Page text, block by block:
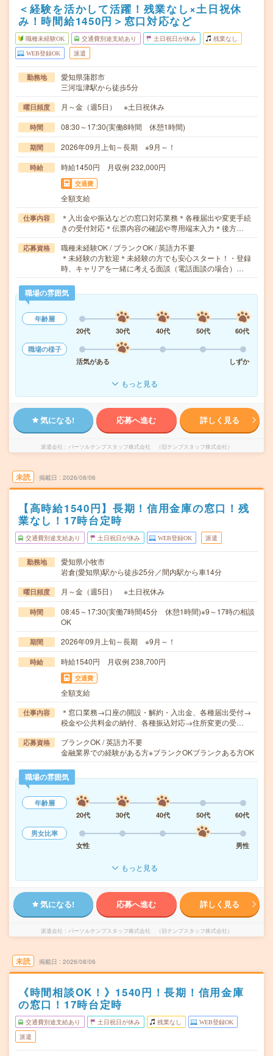
＜経験を活かして活躍！残業なし×土日祝休
み！時間給1450円＞窓口対応など
職種未経験OK 交通費別途支給あり 土日祝日が休み 残業なし
WEB登録OK 派遣
勤務地
愛知県蒲郡市
三河塩津駅から徒歩5分
曜日頻度 月～金（週5日） ※土日祝休み
時間 08:30～17:30(実働8時間 休憩1時間)
期間 2026年09月上旬～長期 ※9月～！
時給 時給1450円 月収例 232,000円
交通費
全額支給
仕事内容
＊入出金や振込などの窓口対応業務＊各種届出や変更手続
きの受付対応＊伝票内容の確認や専用端末入力＊後方…
応募資格
職種未経験OK / ブランクOK / 英語力不要
＊未経験の方歓迎＊未経験の方でも安心スタート！・登録
時、キャリアを一緒に考える面談（電話面談の場合）…
職場の雰囲気
年齢層
20代
30代 40代 50代
60代
職場の様子
活気がある
しずか
もっと見る
気になる! 応募へ進む 詳しく見る
派遣会社 パーソルテンプスタッフ株式会社 （旧テンプスタッフ株式会社）
未読 掲載日 2026/08/06
【高時給1540円】長期！信用金庫の窓口！残
業なし！17時台定時
交通費別途支給あり 土日祝日が休み WEB登録OK 派遣
勤務地
愛知県小牧市
岩倉(愛知県)駅から徒歩25分／間内駅から車14分
曜日頻度 月～金（週5日） ※土日祝休み
時間
08:45～17:30(実働7時間45分 休憩1時間)※9～17時の相談
OK
期間 2026年09月上旬～長期 ※9月～！
時給 時給1540円 月収例 238,700円
交通費
全額支給
仕事内容
＊窓口業務→口座の開設・解約・入出金、各種届出受付→
税金や公共料金の納付、各種振込対応→住所変更の受…
応募資格
ブランクOK / 英語力不要
金融業界での経験がある方※ブランクOKブランクある方OK
職場の雰囲気
年齢層
20代
30代 40代 50代
60代
男女比率
女性
男性
もっと見る
気になる! 応募へ進む 詳しく見る
派遣会社 パーソルテンプスタッフ株式会社 （旧テンプスタッフ株式会社）
未読 掲載日 2026/08/06
《時間相談OK！》1540円！長期！信用金庫
の窓口！17時台定時
交通費別途支給あり 土日祝日が休み 残業なし WEB登録OK
派遣